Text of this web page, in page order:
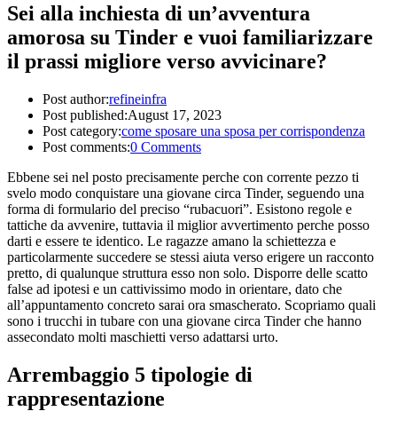
Sei alla inchiesta di un’avventura
amorosa su Tinder e vuoi familiarizzare
il prassi migliore verso avvicinare?
Post author:refineinfra
Post published:August 17, 2023
Post category:come sposare una sposa per corrispondenza
Post comments:0 Comments
Ebbene sei nel posto precisamente perche con corrente pezzo ti
svelo modo conquistare una giovane circa Tinder, seguendo una
forma di formulario del preciso “rubacuori”. Esistono regole e
tattiche da avvenire, tuttavia il miglior avvertimento perche posso
darti e essere te identico. Le ragazze amano la schiettezza e
particolarmente succedere se stessi aiuta verso erigere un racconto
pretto, di qualunque struttura esso non solo. Disporre delle scatto
false ad ipotesi e un cattivissimo modo in orientare, dato che
all’appuntamento concreto sarai ora smascherato. Scopriamo quali
sono i trucchi in tubare con una giovane circa Tinder che hanno
assecondato molti maschietti verso adattarsi urto.
Arrembaggio 5 tipologie di
rappresentazione